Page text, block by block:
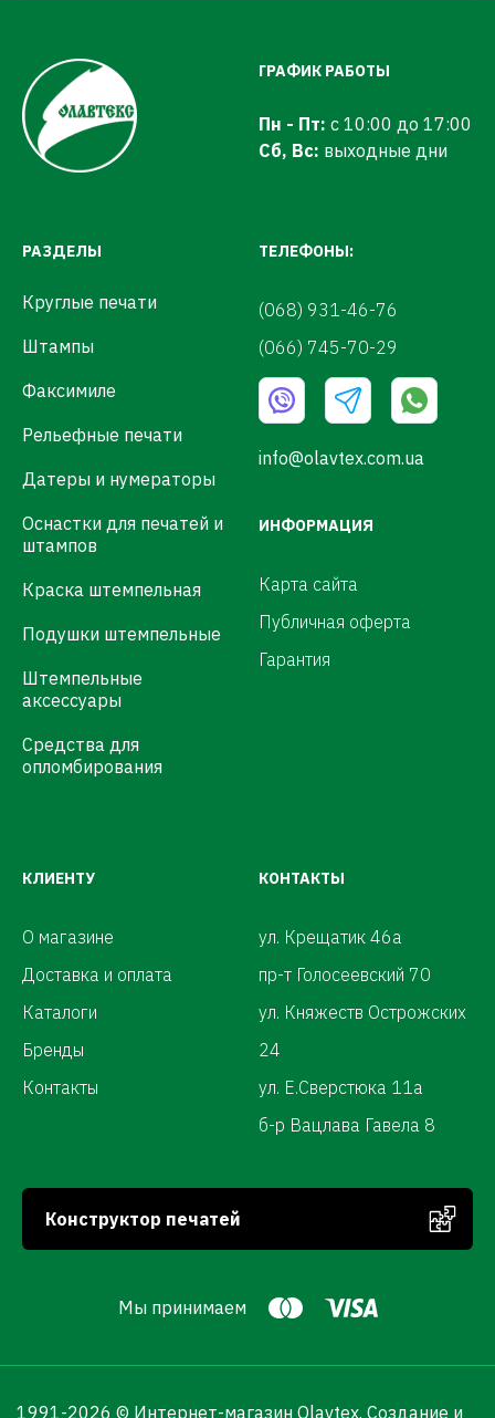
ГРАФИК РАБОТЫ
Пн - Пт: с 10:00 до 17:00
Сб, Вс: выходные дни
РАЗДЕЛЫ
Круглые печати
Штампы
Факсимиле
Рельефные печати
Датеры и нумераторы
Оснастки для печатей и
штампов
Краска штемпельная
Подушки штемпельные
Штемпельные
аксессуары
Средства для
опломбирования
ТЕЛЕФОНЫ:
(068) 931-46-76
(066) 745-70-29
info@olavtex.com.ua
ИНФОРМАЦИЯ
Карта сайта
Публичная оферта
Гарантия
КЛИЕНТУ
О магазине
Доставка и оплата
Каталоги
Бренды
Контакты
КОНТАКТЫ
ул. Крещатик 46а
пр-т Голосеевский 70
ул. Княжеств Острожских
24
ул. Е.Сверстюка 11а
б-р Вацлава Гавела 8
Конструктор печатей
Мы принимаем
1991-2026 © Интернет-магазин Olavtex. Создание и